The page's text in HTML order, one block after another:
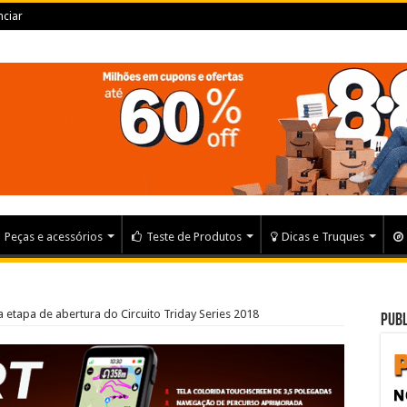
Peças e acessórios Teste de Produtos Dicas e Truques
etapa de abertura do Circuito Triday Series 2018